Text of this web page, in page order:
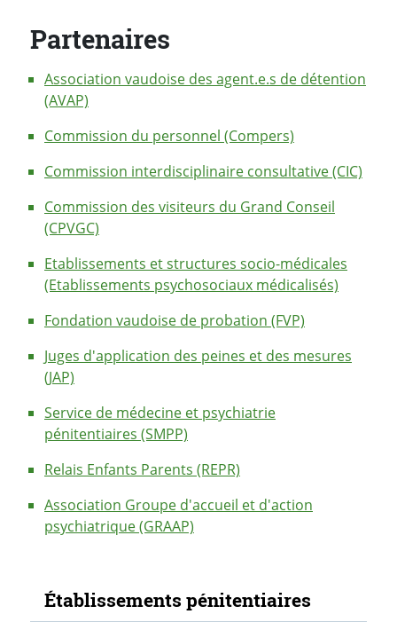
Partenaires
Association vaudoise des agent.e.s de détention
(AVAP)
Commission du personnel (Compers)
Commission interdisciplinaire consultative (CIC)
Commission des visiteurs du Grand Conseil
(CPVGC)
Etablissements et structures socio-médicales
(Etablissements psychosociaux médicalisés)
Fondation vaudoise de probation (FVP)
Juges d'application des peines et des mesures
(JAP)
Service de médecine et psychiatrie
pénitentiaires (SMPP)
Relais Enfants Parents (REPR)
Association Groupe d'accueil et d'action
psychiatrique (GRAAP)
Navigation secondaire
Établissements pénitentiaires